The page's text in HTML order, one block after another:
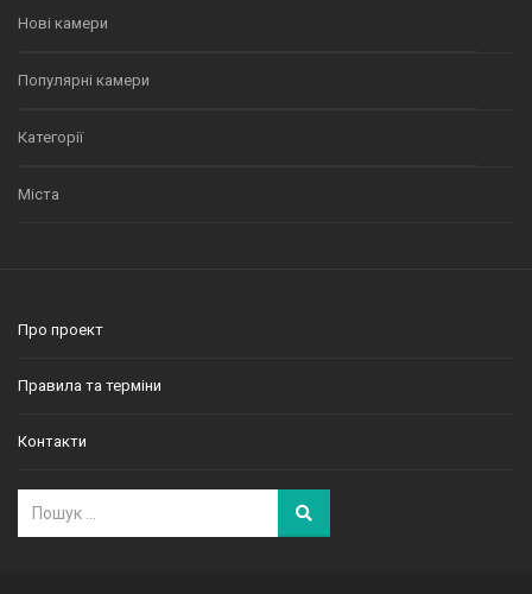
Нові камери
Популярні камери
Категорії
Міста
Про проект
Правила та терміни
Контакти